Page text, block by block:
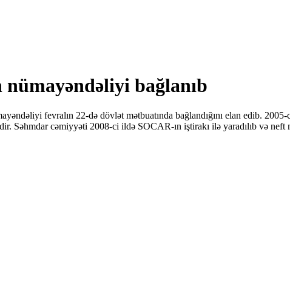
bağlanıb
fevralın 22-də dövlət mətbuatında bağlandığını elan edib. 2005-
Səhmdar cəmiyyəti 2008-ci ildə SOCAR-ın iştirakı ilə yaradılıb və neft